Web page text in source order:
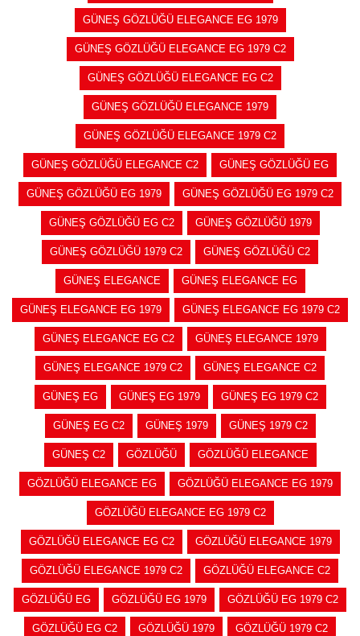
GÜNEŞ GÖZLÜĞÜ ELEGANCE EG 1979
GÜNEŞ GÖZLÜĞÜ ELEGANCE EG 1979 C2
GÜNEŞ GÖZLÜĞÜ ELEGANCE EG C2
GÜNEŞ GÖZLÜĞÜ ELEGANCE 1979
GÜNEŞ GÖZLÜĞÜ ELEGANCE 1979 C2
GÜNEŞ GÖZLÜĞÜ ELEGANCE C2 GÜNEŞ GÖZLÜĞÜ EG
GÜNEŞ GÖZLÜĞÜ EG 1979 GÜNEŞ GÖZLÜĞÜ EG 1979 C2
GÜNEŞ GÖZLÜĞÜ EG C2 GÜNEŞ GÖZLÜĞÜ 1979
GÜNEŞ GÖZLÜĞÜ 1979 C2 GÜNEŞ GÖZLÜĞÜ C2
GÜNEŞ ELEGANCE GÜNEŞ ELEGANCE EG
GÜNEŞ ELEGANCE EG 1979 GÜNEŞ ELEGANCE EG 1979 C2
GÜNEŞ ELEGANCE EG C2 GÜNEŞ ELEGANCE 1979
GÜNEŞ ELEGANCE 1979 C2 GÜNEŞ ELEGANCE C2
GÜNEŞ EG GÜNEŞ EG 1979 GÜNEŞ EG 1979 C2
GÜNEŞ EG C2 GÜNEŞ 1979 GÜNEŞ 1979 C2
GÜNEŞ C2 GÖZLÜĞÜ GÖZLÜĞÜ ELEGANCE
GÖZLÜĞÜ ELEGANCE EG GÖZLÜĞÜ ELEGANCE EG 1979
GÖZLÜĞÜ ELEGANCE EG 1979 C2
GÖZLÜĞÜ ELEGANCE EG C2 GÖZLÜĞÜ ELEGANCE 1979
GÖZLÜĞÜ ELEGANCE 1979 C2 GÖZLÜĞÜ ELEGANCE C2
GÖZLÜĞÜ EG GÖZLÜĞÜ EG 1979 GÖZLÜĞÜ EG 1979 C2
GÖZLÜĞÜ EG C2 GÖZLÜĞÜ 1979 GÖZLÜĞÜ 1979 C2